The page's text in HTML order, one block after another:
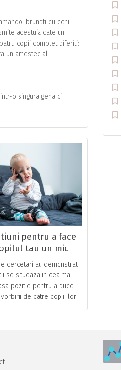
bruneti cu ochii
acestuia cate un
copii complet diferiti:
un amestec al
o singura gena ci
pentru a face
tau un mic
palavragiu
cercetari au demonstrat
se situeaza in cea mai
pozitie pentru a duce
vorbirii de catre copiii lor